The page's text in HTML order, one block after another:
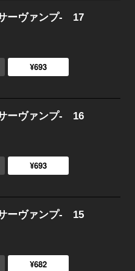
ーヴァンプ- 17
¥693
ーヴァンプ- 16
¥693
ーヴァンプ- 15
¥682